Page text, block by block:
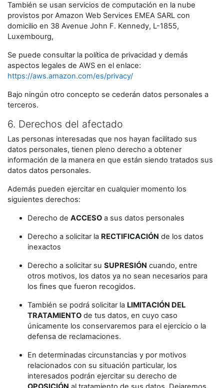
También se usan servicios de computación en la nube
provistos por Amazon Web Services EMEA SARL con
domicilio en 38 Avenue John F. Kennedy, L-1855,
Luxembourg,
Se puede consultar la política de privacidad y demás
aspectos legales de AWS en el enlace:
https://aws.amazon.com/es/privacy/
Bajo ningún otro concepto se cederán datos personales a
terceros.
6. Derechos del afectado
Las personas interesadas que nos hayan facilitado sus
datos personales, tienen pleno derecho a obtener
información de la manera en que están siendo tratados sus
datos datos personales.
Además pueden ejercitar en cualquier momento los
siguientes derechos:
Derecho de ACCESO a sus datos personales
Derecho a solicitar la RECTIFICACIÓN de los datos
inexactos
Derecho a solicitar su SUPRESIÓN cuando, entre
otros motivos, los datos ya no sean necesarios para
los fines que fueron recogidos.
También se podrá solicitar la LIMITACIÓN DEL
TRATAMIENTO de tus datos, en cuyo caso
únicamente los conservaremos para el ejercicio o la
defensa de reclamaciones.
En determinadas circunstancias y por motivos
relacionados con su situación particular, los
interesados podrán ejercitar su derecho de